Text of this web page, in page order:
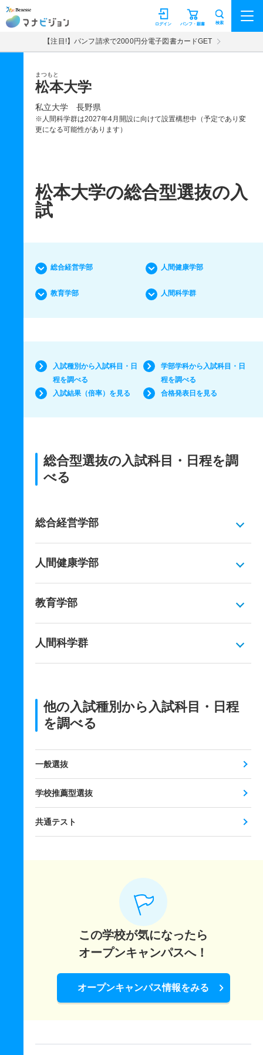
マナビジョン パンフ・願書
ログイン 検索
【注目!】パンフ請求で2000円分電子図書カードGET
まつもと
松本大学
私立大学 長野県
※人間科学群は2027年4月開設に向けて設置構想中（予定であり変
更になる可能性があります）
松本大学の総合型選抜の入
試
総合経営学部 人間健康学部
教育学部 人間科学群
入試種別から入試科目・日
程を調べる
学部学科から入試科目・日
程を調べる
入試結果（倍率）を見る
合格発表日を見る
総合型選抜の入試科目・日程を調
べる
総合経営学部
人間健康学部
教育学部
人間科学群
他の入試種別から入試科目・日程
を調べる
一般選抜
学校推薦型選抜
共通テスト
この学校が気になったら
オープンキャンパスへ！
オープンキャンパス情報をみる